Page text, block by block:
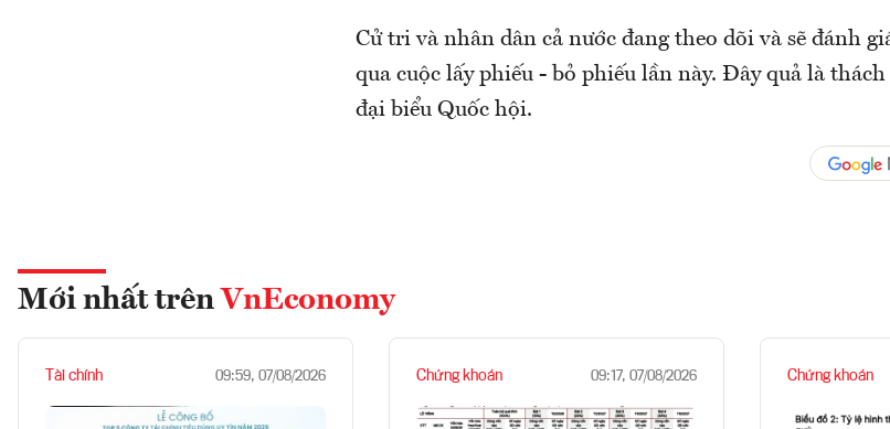
Cử tri và nhân dân cả nước đang theo dõi và sẽ đánh
qua cuộc lấy phiếu - bỏ phiếu lần này. Đây quả là
đại biểu Quốc hội.
Mới nhất trên VnEconomy
Tài chính 09:59, 07/08/2026 Chứng khoán 09:17, 07/08/2026 Chứng khoán